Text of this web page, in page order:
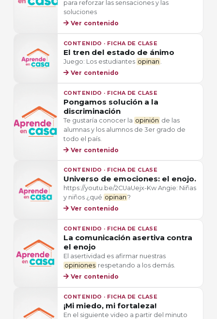
para reforzar las sensaciones y las
soluciones
Ver contenido
CONTENIDO · FICHA DE CLASE
El tren del estado de ánimo
Juego: Los estudiantes opinan
Ver contenido
CONTENIDO · FICHA DE CLASE
Pongamos solución a la
discriminación
Te gustaría conocer la opinión de las
alumnas y los alumnos de 3er grado de
todo el país.
Ver contenido
CONTENIDO · FICHA DE CLASE
Universo de emociones: el enojo.
https://youtu.be/2CUaUejx-Kw Angie: Niñas
y niños ¿qué opinan ?
Ver contenido
CONTENIDO · FICHA DE CLASE
La comunicación asertiva contra
el enojo
El asertividad es afirmar nuestras
opiniones respetando a los demás.
Ver contenido
CONTENIDO · FICHA DE CLASE
¡Mi miedo, mi fortaleza!
En el siguiente video a partir del minuto